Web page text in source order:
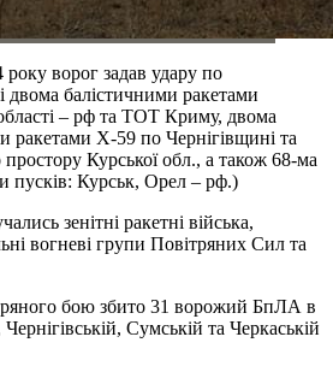
ворог задав удару по
балістичними ракетами
– рф та ТОТ Криму, двома
ракетами Х-59 по Чернігівщині та
Курської обл., а також 68-ма
Курськ, Орел – рф.)
зенітні ракетні війська,
вогневі групи Повітряних Сил та
бою збито 31 ворожий БпЛА в
Сумській та Черкаській